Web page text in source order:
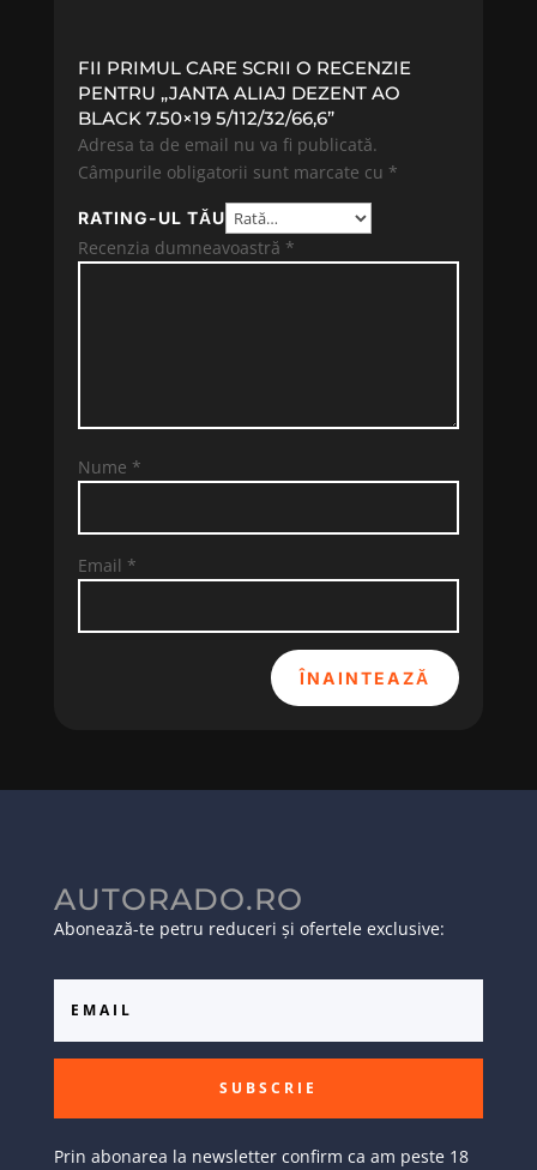
FII PRIMUL CARE SCRII O RECENZIE
PENTRU „JANTA ALIAJ DEZENT AO
BLACK 7.50×19 5/112/32/66,6”
Adresa ta de email nu va fi publicată.
Câmpurile obligatorii sunt marcate cu *
RATING-UL TĂU
Recenzia dumneavoastră *
Nume *
Email *
ÎNAINTEAZĂ
AUTORADO.RO
Abonează-te petru reduceri și ofertele exclusive:
SUBSCRIE
Prin abonarea la newsletter confirm ca am peste 18